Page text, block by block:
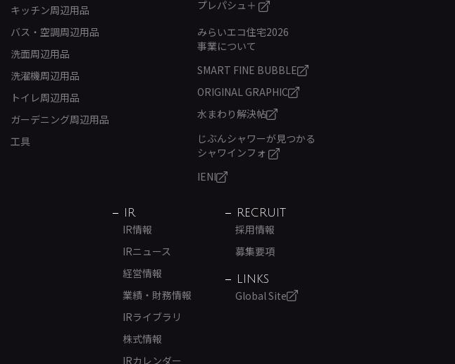
キッチン周辺用品
バス・空調周辺用品
洗面周辺用品
洗濯機周辺用品
トイレ周辺用品
ガーデニング周辺用品
工具
プレパシュ＋
みらいエコ住宅2026
事業について
SMART FINE BUBBLE
ORIGINAL GRAPHIC
水まわり解決帖
じぶんシャワーが見つかる
シャワインフォ
IENI
IR
IR情報
IRニュース
経営情報
業績・財務情報
IRライブラリ
株式情報
IRカレンダー
RECRUIT
採用情報
募集要項
LINKS
Global Site